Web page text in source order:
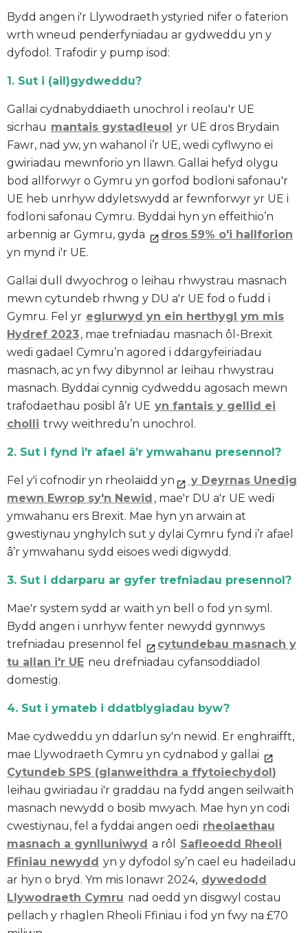
Bydd angen i'r Llywodraeth ystyried nifer o faterion
wrth wneud penderfyniadau ar gydweddu yn y
dyfodol. Trafodir y pump isod:
1. Sut i (ail)gydweddu?
Gallai cydnabyddiaeth unochrol i reolau'r UE
sicrhau mantais gystadleuol yr UE dros Brydain
Fawr, nad yw, yn wahanol i’r UE, wedi cyflwyno ei
gwiriadau mewnforio yn llawn. Gallai hefyd olygu
bod allforwyr o Gymru yn gorfod bodloni safonau'r
UE heb unrhyw ddyletswydd ar fewnforwyr yr UE i
fodloni safonau Cymru. Byddai hyn yn effeithio’n
arbennig ar Gymru, gyda
dros 59% o'i hallforion
yn mynd i'r UE.
Gallai dull dwyochrog o leihau rhwystrau masnach
mewn cytundeb rhwng y DU a'r UE fod o fudd i
Gymru. Fel yr eglurwyd yn ein herthygl ym mis
Hydref 2023, mae trefniadau masnach ôl-Brexit
wedi gadael Cymru’n agored i ddargyfeiriadau
masnach, ac yn fwy dibynnol ar leihau rhwystrau
masnach. Byddai cynnig cydweddu agosach mewn
trafodaethau posibl â’r UE yn fantais y gellid ei
cholli trwy weithredu’n unochrol.
2. Sut i fynd i'r afael â’r ymwahanu presennol?
Fel y'i cofnodir yn rheolaidd yn
y Deyrnas Unedig
mewn Ewrop sy'n Newid , mae'r DU a'r UE wedi
ymwahanu ers Brexit. Mae hyn yn arwain at
gwestiynau ynghylch sut y dylai Cymru fynd i’r afael
â’r ymwahanu sydd eisoes wedi digwydd.
3. Sut i ddarparu ar gyfer trefniadau presennol?
Mae'r system sydd ar waith yn bell o fod yn syml.
Bydd angen i unrhyw fenter newydd gynnwys
trefniadau presennol fel
cytundebau masnach y
tu allan i'r UE neu drefniadau cyfansoddiadol
domestig.
4. Sut i ymateb i ddatblygiadau byw?
Mae cydweddu yn ddarlun sy'n newid. Er enghraifft,
mae Llywodraeth Cymru yn cydnabod y gallai
Cytundeb SPS (glanweithdra a ffytoiechydol)
leihau gwiriadau i'r graddau na fydd angen seilwaith
masnach newydd o bosib mwyach. Mae hyn yn codi
cwestiynau, fel a fyddai angen oedi rheolaethau
masnach a gynlluniwyd a rôl
Safleoedd Rheoli
Ffiniau newydd yn y dyfodol sy’n cael eu hadeiladu
ar hyn o bryd. Ym mis Ionawr 2024, dywedodd
Llywodraeth Cymru nad oedd yn disgwyl costau
pellach y rhaglen Rheoli Ffiniau i fod yn fwy na £70